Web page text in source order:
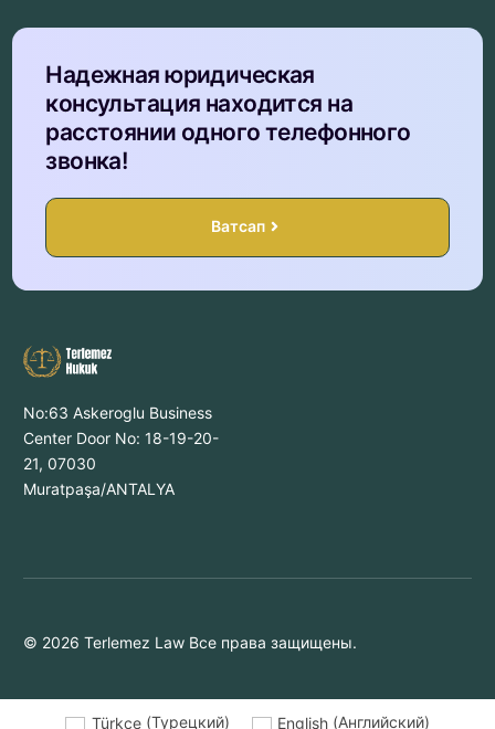
Надежная юридическая
консультация находится на
расстоянии одного телефонного
звонка!
Ватсап
No:63 Askeroglu Business
Center Door No: 18-19-20-
21, 07030
Muratpaşa/ANTALYA
© 2026 Terlemez Law Все права защищены.
Türkçe(Турецкий) English (Английский)